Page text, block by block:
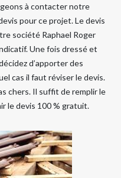
à contacter notre
pour ce projet. Le devis
société Raphael Roger
Une fois dressé et
d’apporter des
cas il faut réviser le devis.
chers. Il suffit de remplir le
le devis 100 % gratuit.